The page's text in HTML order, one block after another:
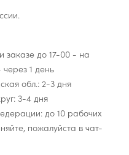
заказе до 17-00 - на
1 день
обл.: 2-3 дня
3-4 дня
до 10 рабочих
пожалуйста в чат-